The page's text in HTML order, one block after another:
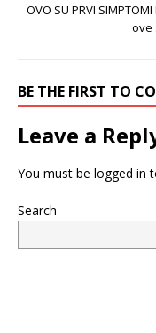
OVO SU PRVI
ove
BE THE FIRST TO
Leave a
You must be logged in
Search